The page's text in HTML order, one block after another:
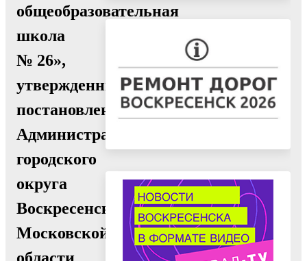
общеобразовательная
школа
№ 26»,
утвержденный
постановлением
Администрации
городского
округа
Воскресенск
Московской